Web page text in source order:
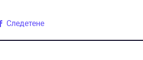
Следетене